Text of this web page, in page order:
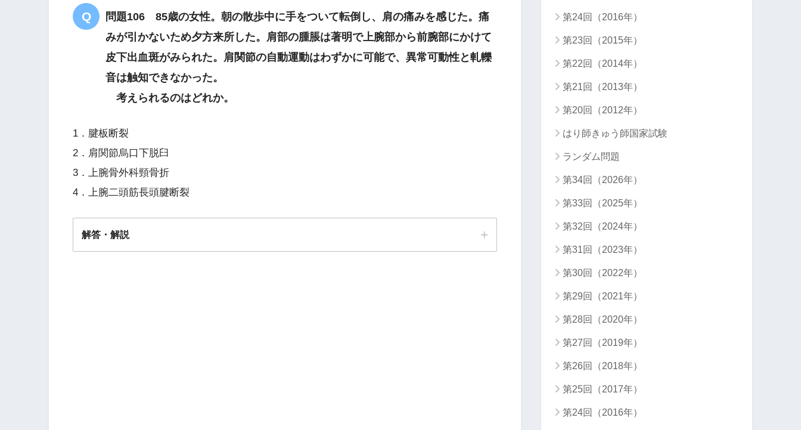
問題106 85歳の女性。朝の散歩中に手をついて転倒し、肩の痛みを感じた。痛
みが引かないため夕方来所した。肩部の腫脹は著明で上腕部から前腕部にかけて
皮下出血斑がみられた。肩関節の自動運動はわずかに可能で、異常可動性と軋轢
音は触知できなかった。
考えられるのはどれか。
1．腱板断裂
2．肩関節烏口下脱臼
3．上腕骨外科頸骨折
4．上腕二頭筋長頭腱断裂
解答・解説
第24回（2016年）
第23回（2015年）
第22回（2014年）
第21回（2013年）
第20回（2012年）
はり師きゅう師国家試験
ランダム問題
第34回（2026年）
第33回（2025年）
第32回（2024年）
第31回（2023年）
第30回（2022年）
第29回（2021年）
第28回（2020年）
第27回（2019年）
第26回（2018年）
第25回（2017年）
第24回（2016年）